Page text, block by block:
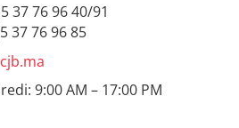
37 76 96 40/91
37 76 96 85
9:00 AM – 17:00 PM